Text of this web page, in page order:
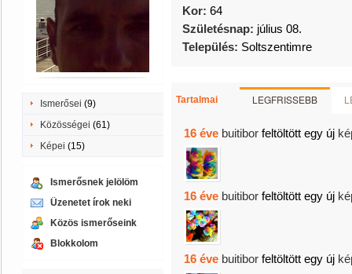
Ismerősei (9)
Közösségei (61)
Képei (15)
Ismerősnek jelölöm
Üzenetet írok neki
Közös ismerőseink
Blokkolom
Kor: 64
Születésnap: július 08.
Település: Soltszentimre
Tartalmai LEGFRISSEBB
16 éve buitibor feltöltött egy új
16 éve buitibor feltöltött egy új
16 éve buitibor feltöltött egy új